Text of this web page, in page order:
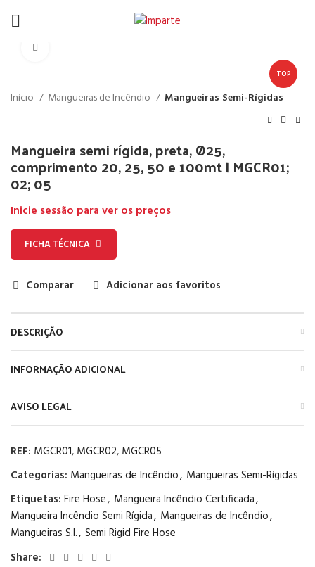
TOP
Início Mangueiras de Incêndio Mangueiras Semi-Rígidas
Mangueira semi rígida, preta, Ø25,
comprimento 20, 25, 50 e 100mt | MGCR01;
02; 05
Inicie sessão para ver os preços
FICHA TÉCNICA
Comparar Adicionar aos favoritos
DESCRIÇÃO
INFORMAÇÃO ADICIONAL
AVISO LEGAL
REF: MGCR01, MGCR02, MGCR05
Categorias: Mangueiras de Incêndio, Mangueiras Semi-Rígidas
Etiquetas: Fire Hose, Mangueira Incêndio Certificada,
Mangueira Incêndio Semi Rígida, Mangueiras de Incêndio,
Mangueiras S.I., Semi Rigid Fire Hose
Share: